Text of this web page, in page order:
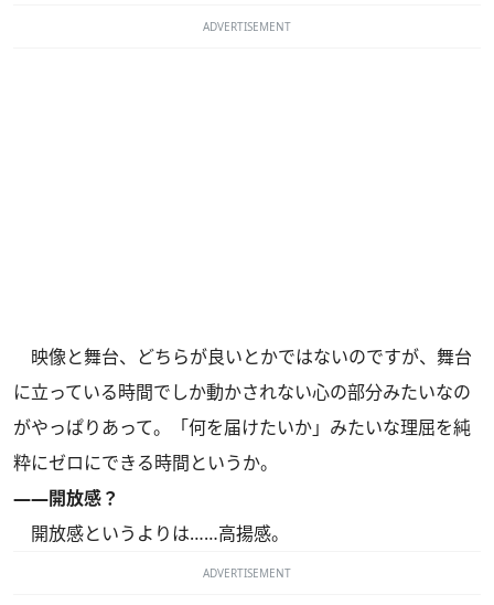
ADVERTISEMENT
映像と舞台、どちらが良いとかではないのですが、舞台
に立っている時間でしか動かされない心の部分みたいなの
がやっぱりあって。「何を届けたいか」みたいな理屈を純
粋にゼロにできる時間というか。
――開放感？
開放感というよりは……高揚感。
ADVERTISEMENT